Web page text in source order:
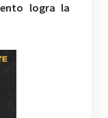
logra la